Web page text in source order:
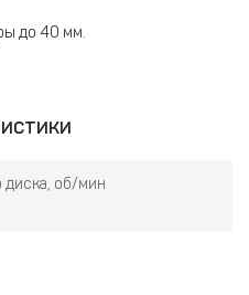
до 40 мм.
стали, утолщенные
обслуживании.
агрегата.
облегчает снятие
до -20°C.
диска, об/мин